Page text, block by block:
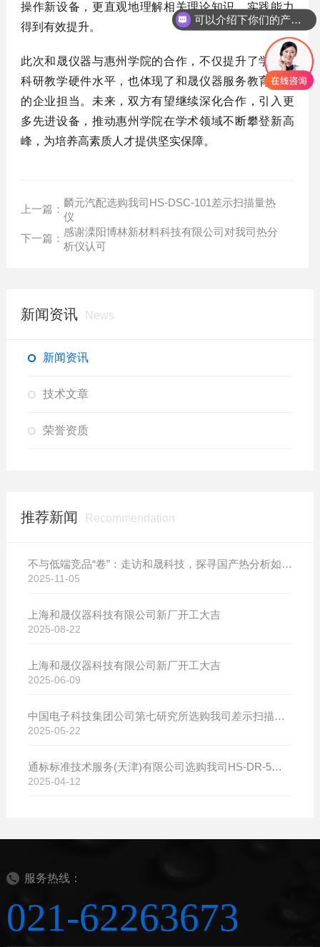
操作新设备，更直观地理解相关理论知识，实践能力
得到有效提升。
此次和晟仪器与惠州学院的合作，不仅提升了学院的
科研教学硬件水平，也体现了和晟仪器服务教育科研
的企业担当。未来，双方有望继续深化合作，引入更
多先进设备，推动惠州学院在学术领域不断攀登新高
峰，为培养高素质人才提供坚实保障。
上一篇：
麟元汽配选购我司HS-DSC-101差示扫描量热
仪
下一篇：
感谢溧阳博林新材料科技有限公司对我司热分
析仪认可
新闻资讯 News
新闻资讯
技术文章
荣誉资质
推荐新闻 Recommendation
不与低端竞品“卷”：走访和晟科技，探寻国产热分析如何行稳致远
2025-11-05
上海和晟仪器科技有限公司新厂开工大吉
2025-08-22
上海和晟仪器科技有限公司新厂开工大吉
2025-06-09
中国电子科技集团公司第七研究所选购我司差示扫描量热仪
2025-05-22
通标标准技术服务(天津)有限公司选购我司HS-DR-5导热系数测试仪
2025-04-12
服务热线：
021-62263673
可以介绍下你们的产品么？